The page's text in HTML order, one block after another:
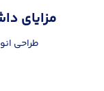
مزایای
طراحی